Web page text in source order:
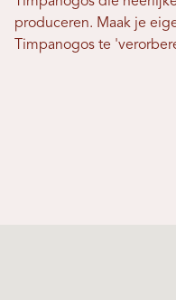
produceren. Maak je
Timpanogos te